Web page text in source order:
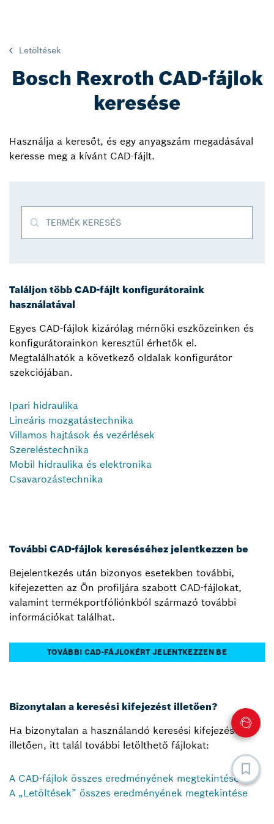
Letöltések
Bosch Rexroth CAD-fájlok
keresése
Használja a keresőt, és egy anyagszám megadásával
keresse meg a kívánt CAD-fájlt.
TERMÉK KERESÉS
Találjon több CAD-fájlt konfigurátoraink
használatával
Egyes CAD-fájlok kizárólag mérnöki eszközeinken és
konfigurátorainkon keresztül érhetők el.
Megtalálhatók a következő oldalak konfigurátor
szekciójában.
Ipari hidraulika
Lineáris mozgatástechnika
Villamos hajtások és vezérlések
Szereléstechnika
Mobil hidraulika és elektronika
Csavarozástechnika
További CAD-fájlok kereséséhez jelentkezzen be
Bejelentkezés után bizonyos esetekben további,
kifejezetten az Ön profiljára szabott CAD-fájlokat,
valamint termékportfóliónkból származó további
információkat találhat.
TOVÁBBI CAD-FÁJLOKÉRT JELENTKEZZEN BE
Bizonytalan a keresési kifejezést illetően?
Ha bizonytalan a használandó keresési kifejezést
illetően, itt talál további letölthető fájlokat:
A CAD-fájlok összes eredményének megtekintése
A „Letöltések” összes eredményének megtekintése